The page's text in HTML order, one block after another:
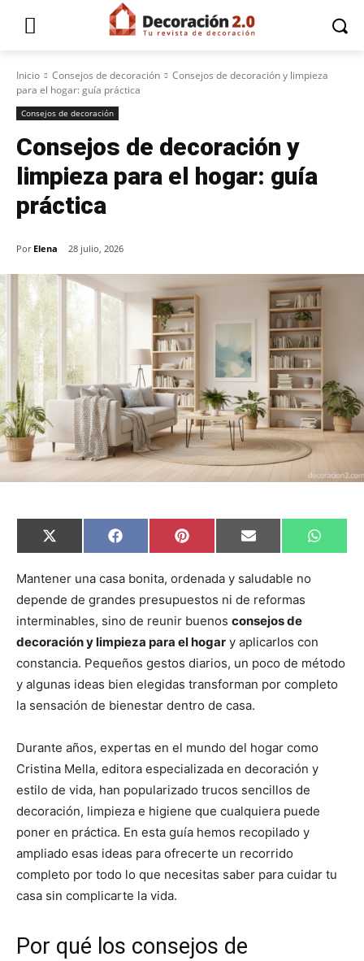
Inicio Consejos de decoración
Consejos de decoración y limpieza
para el hogar: guía práctica
Consejos de decoración
Consejos de decoración y
limpieza para el hogar: guía
práctica
Por Elena 28 julio, 2026
C
o
p
r
t
i
r
e
n
X
(
w
t
t
e
r
)
C
o
p
r
i
r
e
n
F
a
e
o
o
k
C
o
p
r
t
i
r
e
n
P
i
t
r
e
s
t
C
o
p
r
i
r
e
n
E
m
i
C
o
n
W
h
Mantener una casa bonita, ordenada y saludable no
depende de grandes presupuestos ni de reformas
interminables, sino de reunir buenos consejos de
decoración y limpieza para el hogar y aplicarlos con
constancia. Pequeños gestos diarios, un poco de método
y algunas ideas bien elegidas transforman por completo
la sensación de bienestar dentro de casa.
Durante años, expertas en el mundo del hogar como
Cristina Mella, editora especializada en decoración y
estilo de vida, han popularizado trucos sencillos de
decoración, limpieza e higiene que cualquiera puede
poner en práctica. En esta guía hemos recopilado y
ampliado esas ideas para ofrecerte un recorrido
completo por todo lo que necesitas saber para cuidar tu
casa sin complicarte la vida.
Por qué los consejos de